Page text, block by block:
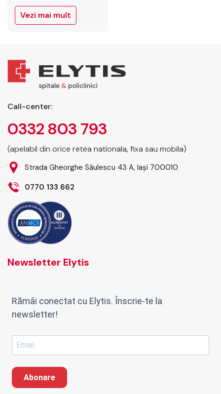
piele este firească. Fie
că vorbim despre
sau reconstrucția unor
zone afectate de
accidente sau boli,
soluții personalizate
pentru o gamă…
Vezi mai mult
Call-center:
0332 803 793
(apelabil din orice retea nationala, fixa sau mobila)
Strada Gheorghe Săulescu 43 A, Iași 700010
0770 133 662
Newsletter Elytis
Rămâi conectat cu Elytis. Înscrie-te la
newsletter!
Abonare